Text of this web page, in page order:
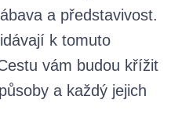
a představivost.
k tomuto
vám budou křížit
a každý jejich